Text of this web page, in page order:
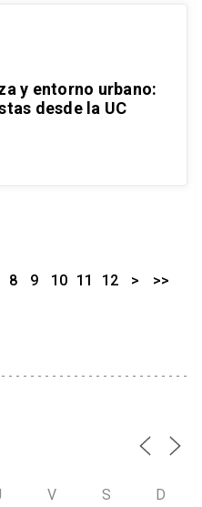
y entorno urbano:
desde la UC
8 9 10 11 12 > >>
V S D